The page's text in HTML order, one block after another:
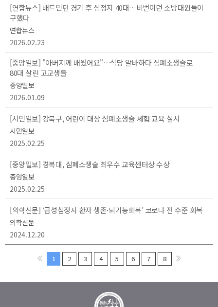
[연합뉴스] 배드민턴 경기 후 심정지 40대…비번이던 소방대원들이
구했다
연합뉴스
2026.02.23
[중앙일보] "아버지께 배웠어요"…식당 알바하다 심폐소생술로
80대 살린 고교생들
중앙일보
2026.01.09
[시민일보] 강북구, 어린이 대상 심폐소생술 체험 교육 실시
시민일보
2025.02.25
[중앙일보] 경복대, 심폐소생술 최우수 교육센터상 수상
중앙일보
2025.02.25
[의학신문] ‘급성심정지 환자 생존·뇌기능회복’ 코로나 전 수준 회복
의학신문
2024.12.20
1 2 3 4 5 6 7 8